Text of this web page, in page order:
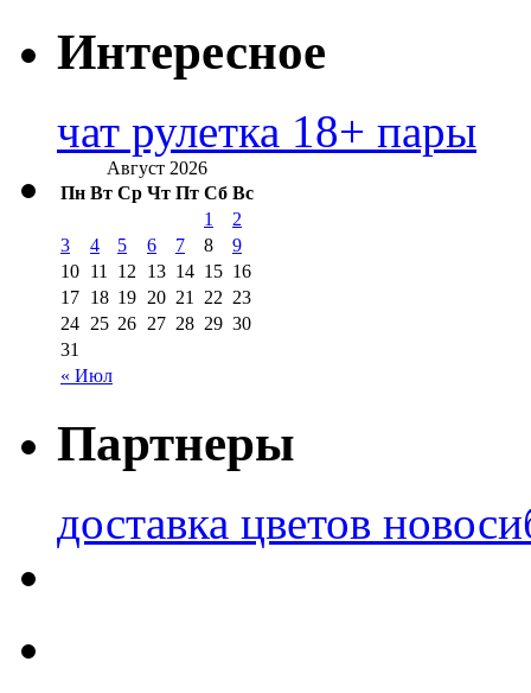
Интересное
чат рулетка 18+ пары
Август 2026
Пн Вт Ср Чт Пт Сб Вс
« Июл
1
2
3
4 5 6 7 8
9
10 11 12 13 14 15 16
17 18 19 20 21 22 23
24 25 26 27 28 29 30
31
Партнеры
доставка цветов